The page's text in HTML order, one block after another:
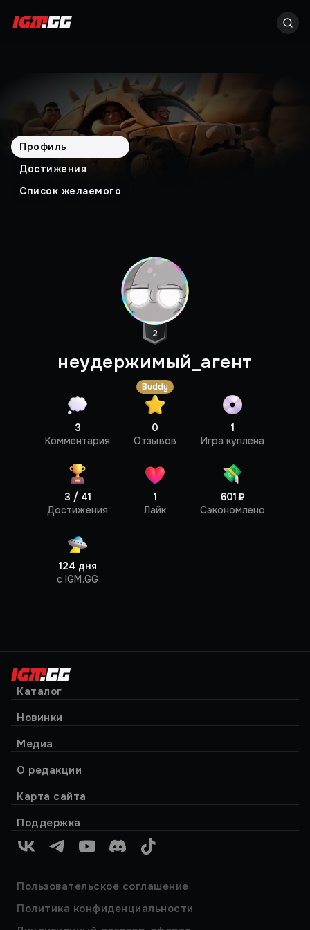
Профиль
Достижения
Список желаемого
Профиль
2
неудержимый_агент
Buddy
3
Комментария
0
Отзывов
1
Игра куплена
3 / 41
Достижения
1
Лайк
601 ₽
Сэкономлено
124 дня
c IGM.GG
Каталог
Новинки
Медиа
О редакции
Карта сайта
Поддержка
VK TelegramYouTubeDiscordTikTok
Пользовательское соглашение
Политика конфиденциальности